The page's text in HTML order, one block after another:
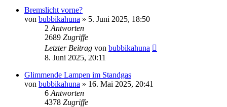
Bremslicht vorne?
von bubbikahuna » 5. Juni 2025, 18:50
2 Antworten
2689 Zugriffe
Letzter Beitrag von bubbikahuna
8. Juni 2025, 20:11
Glimmende Lampen im Standgas
von bubbikahuna » 16. Mai 2025, 20:41
6 Antworten
4378 Zugriffe